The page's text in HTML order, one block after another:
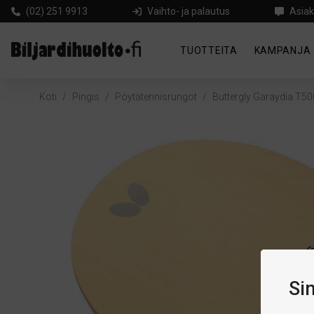
(02) 251 9913 Vaihto- ja palautus
TUOTTEITA KAMPANJA
Koti / Pingis / Pöytätennisrungot / Buttergly Garaydia